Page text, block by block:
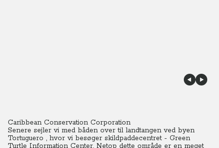
Caribbean Conservation Corporation
Senere sejler vi med båden over til landtangen ved byen
Tortuguero , hvor vi besøger skildpaddecentret - Green
Turtle Information Center. Netop dette område er en meget